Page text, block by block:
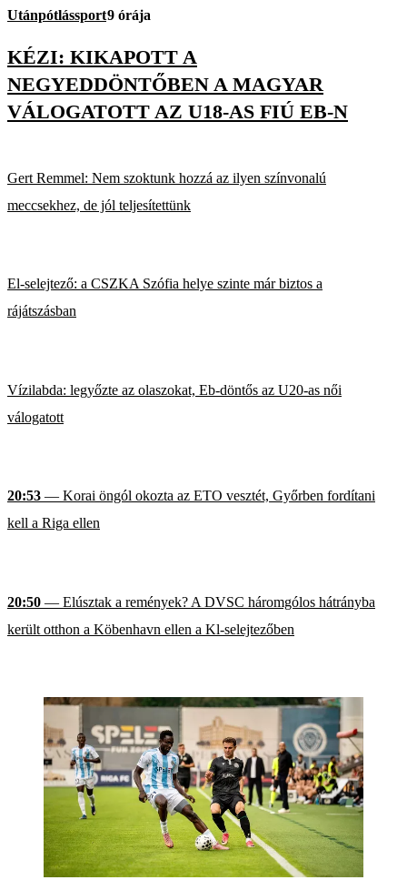
Utánpótlássport9 órája
KÉZI: KIKAPOTT A
NEGYEDDÖNTŐBEN A MAGYAR
VÁLOGATOTT AZ U18-AS FIÚ EB-N
Gert Remmel: Nem szoktunk hozzá az ilyen színvonalú
meccsekhez, de jól teljesítettünk
El-selejtező: a CSZKA Szófia helye szinte már biztos a
rájátszásban
Vízilabda: legyőzte az olaszokat, Eb-döntős az U20-as női
válogatott
20:53 — Korai öngól okozta az ETO vesztét, Győrben fordítani
kell a Riga ellen
20:50 — Elúsztak a remények? A DVSC háromgólos hátrányba
került otthon a Köbenhavn ellen a Kl-selejtezőben